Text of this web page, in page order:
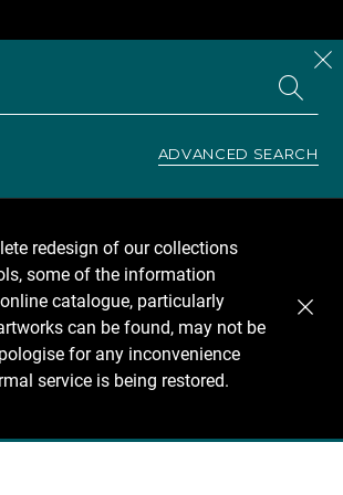
ADVANCED SEARCH
redesign of our collections
some of the information
catalogue, particularly
can be found, may not be
for any inconvenience
service is being restored.
panel